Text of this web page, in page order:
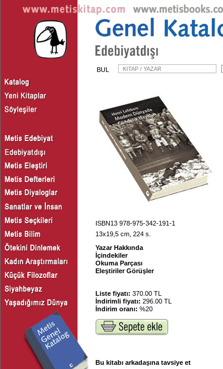
BUL
ISBN13 978-975-342-191-1
13x19,5 cm, 224 s.
Yazar Hakkında
İçindekiler
Okuma Parçası
Eleştiriler Görüşler
Liste fiyatı: 370.00 TL
İndirimli fiyatı: 296.00 TL
İndirim oranı: %20
Bu kitabı arkadaşına tavsiye et